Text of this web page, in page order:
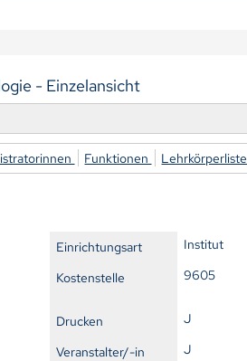
- Einzelansicht
Funktionen Lehrkörperliste
Einrichtungsart
Institut
Kostenstelle 9605
Drucken
J
Veranstalter/-in J